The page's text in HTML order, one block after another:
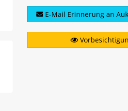
E-Mail Erinnerung an